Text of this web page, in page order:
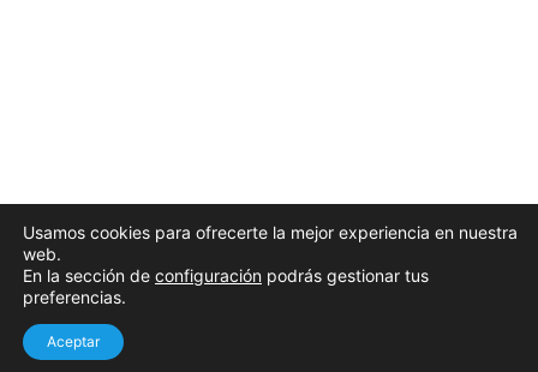
Usamos cookies para ofrecerte la mejor experiencia en nuestra
web.
En la sección de configuración podrás gestionar tus
preferencias.
Aceptar